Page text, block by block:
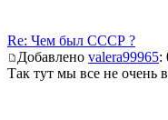
Re: Чем был СССР ?
Добавлено valera99965:
Так тут мы все не очень